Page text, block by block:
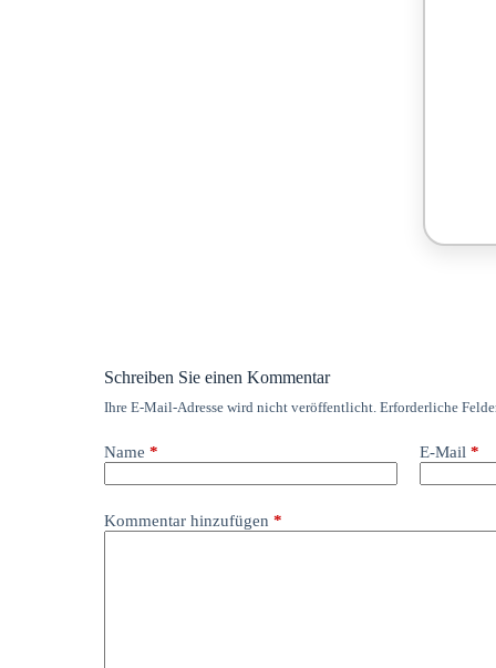
Schreiben Sie einen Kommentar
Ihre E-Mail-Adresse wird nicht veröffentlicht. Erforderliche
Name * E-Mail *
Kommentar hinzufügen *